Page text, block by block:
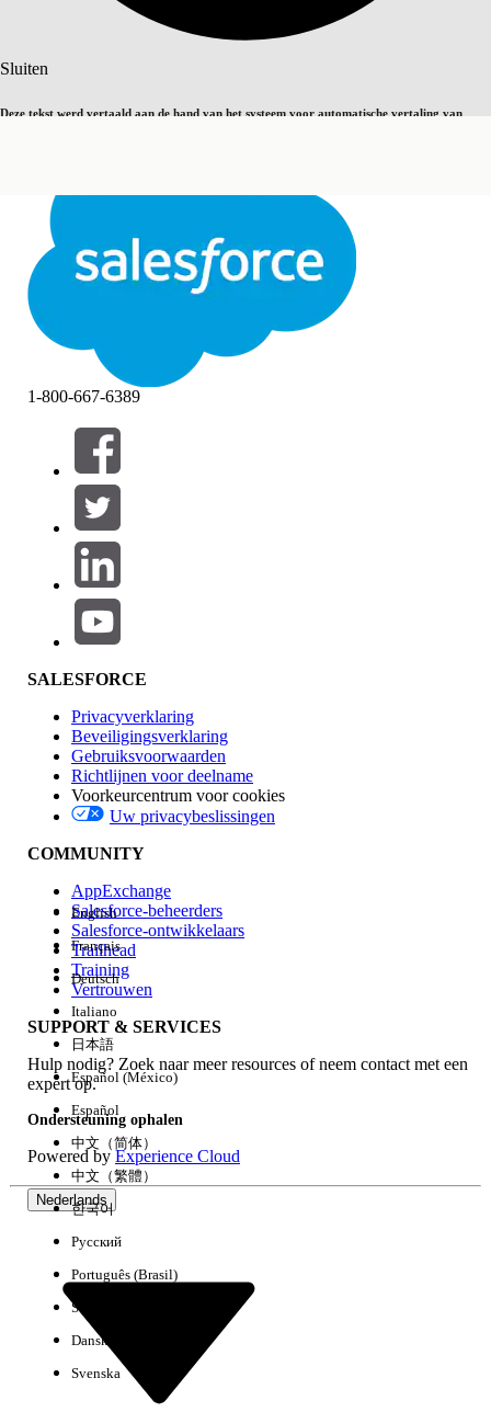
Sluiten
Deze tekst werd vertaald aan de hand van het systeem voor automatische vertaling van
Sluiten Sluiten
Filters (0)
FILTERS SELECTEREN
Productgebied
Invloed op functies
Edition
Ervaring
Alles wissen Gereed
Geen resultaten
1-800-667-6389
SALESFORCE
Privacyverklaring
Beveiligingsverklaring
Gebruiksvoorwaarden
Richtlijnen voor deelname
Voorkeurcentrum voor cookies
Uw privacybeslissingen
COMMUNITY
AppExchange
Salesforce-beheerders
Salesforce-ontwikkelaars
Trailhead
Training
Vertrouwen
SUPPORT & SERVICES
Hulp nodig? Zoek naar meer resources of neem contact met een
expert op.
Ondersteuning ophalen
Powered byExperience Cloud
Nederlands
English
Français
Deutsch
Italiano
日本語
Español (México)
Español
中文（简体）
中文（繁體）
한국어
Русский
Português (Brasil)
Suomi
Dansk
Svenska